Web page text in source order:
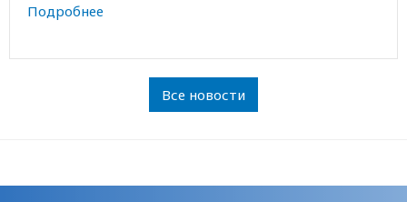
Подробнее
Все новости